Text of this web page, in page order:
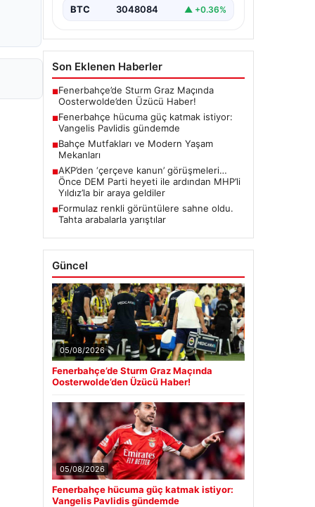
BTC 3048084 ▲ +0.36%
Son Eklenen Haberler
■Fenerbahçe’de Sturm Graz Maçında
Oosterwolde’den Üzücü Haber!
■Fenerbahçe hücuma güç katmak istiyor:
Vangelis Pavlidis gündemde
■Bahçe Mutfakları ve Modern Yaşam
Mekanları
■AKP’den ‘çerçeve kanun’ görüşmeleri…
Önce DEM Parti heyeti ile ardından MHP’li
Yıldız’la bir araya geldiler
■Formulaz renkli görüntülere sahne oldu.
Tahta arabalarla yarıştılar
Güncel
05/08/2026
Fenerbahçe’de Sturm Graz Maçında
Oosterwolde’den Üzücü Haber!
05/08/2026
Fenerbahçe hücuma güç katmak istiyor:
Vangelis Pavlidis gündemde